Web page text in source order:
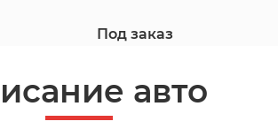
Под заказ
авто